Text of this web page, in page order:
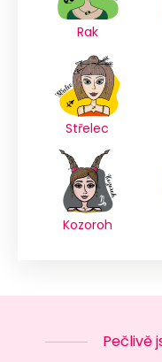
Rak
Střelec
Kozoroh
Pečlivě